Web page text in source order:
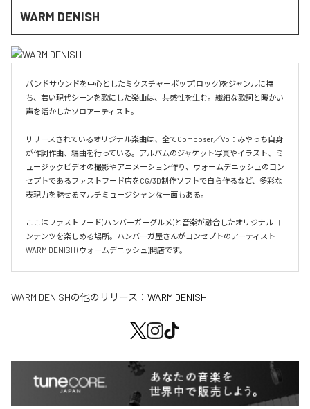
WARM DENISH
バンドサウンドを中心としたミクスチャーポップ(ロック)をジャンルに持
ち、若い現代シーンを歌にした楽曲は、共感性を生む。繊細な歌詞と暖かい
声を活かしたソロアーティスト。
リリースされているオリジナル楽曲は、全てComposer／Vo：みやっち自身
が作詞作曲、編曲を行っている。アルバムのジャケット写真やイラスト、ミ
ュージックビデオの撮影やアニメーション作り、ウォームデニッシュのコン
セプトであるファストフード店をCG/3D制作ソフトで自ら作るなど、多彩な
表現力を魅せるマルチミュージシャンな一面もある。
ここはファストフード(ハンバーガーグルメ)と音楽が融合したオリジナルコ
ンテンツを楽しめる場所。ハンバーガ屋さんがコンセプトのアーティスト
WARM DENISH (ウォームデニッシュ)開店です。
WARM DENISHの他のリリース： WARM DENISH